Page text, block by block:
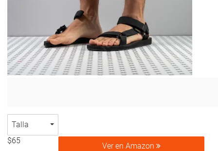
Talla
$65
Ver en Amazon